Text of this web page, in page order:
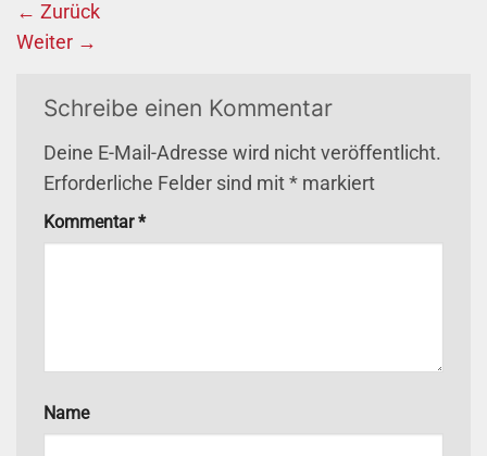
← Zurück
Weiter →
Schreibe einen Kommentar
Deine E-Mail-Adresse wird nicht veröffentlicht.
Erforderliche Felder sind mit * markiert
Kommentar*
Name